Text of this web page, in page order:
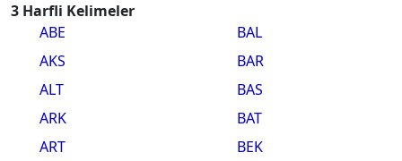
3 Harfli Kelimeler
ABE
AKS
ALT
ARK
ART
BAL
BAR
BAS
BAT
BEK